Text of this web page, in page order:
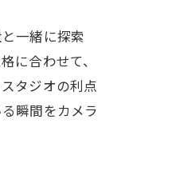
一緒に探索
に合わせて、
タジオの利点
瞬間をカメラ